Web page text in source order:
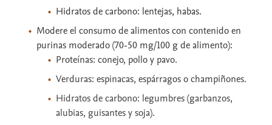
Hidratos de carbono: lentejas, habas.
Modere el consumo de alimentos con contenido en
purinas moderado (70-50 mg/100 g de alimento):
Proteínas: conejo, pollo y pavo.
Verduras: espinacas, espárragos o champiñones.
Hidratos de carbono: legumbres (garbanzos,
alubias, guisantes y soja).